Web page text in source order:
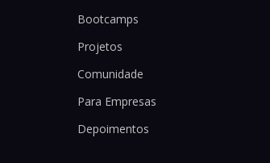
Bootcamps
Projetos
Comunidade
Para Empresas
Depoimentos